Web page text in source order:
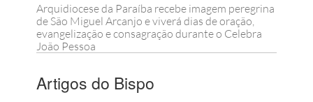
Arquidiocese da Paraíba recebe imagem peregrina
de São Miguel Arcanjo e viverá dias de oração,
evangelização e consagração durante o Celebra
João Pessoa
Artigos do Bispo